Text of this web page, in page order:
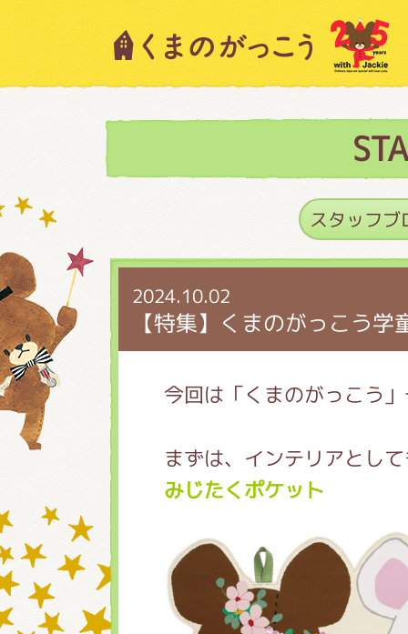
2024.10.02
【特集】くまのがっこう
今回は「くまのがっこう
まずは、インテリアとし
みじたくポケット
キャラクター紹介
スタッフブログ
絵本・作家紹介
ショップインフォメー
グッズインフォメーシ
ミュージカル・コンサ